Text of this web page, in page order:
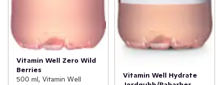
Vitamin Well Zero Wild
Berries
500 ml, Vitamin Well
Vitamin Well Hydrate